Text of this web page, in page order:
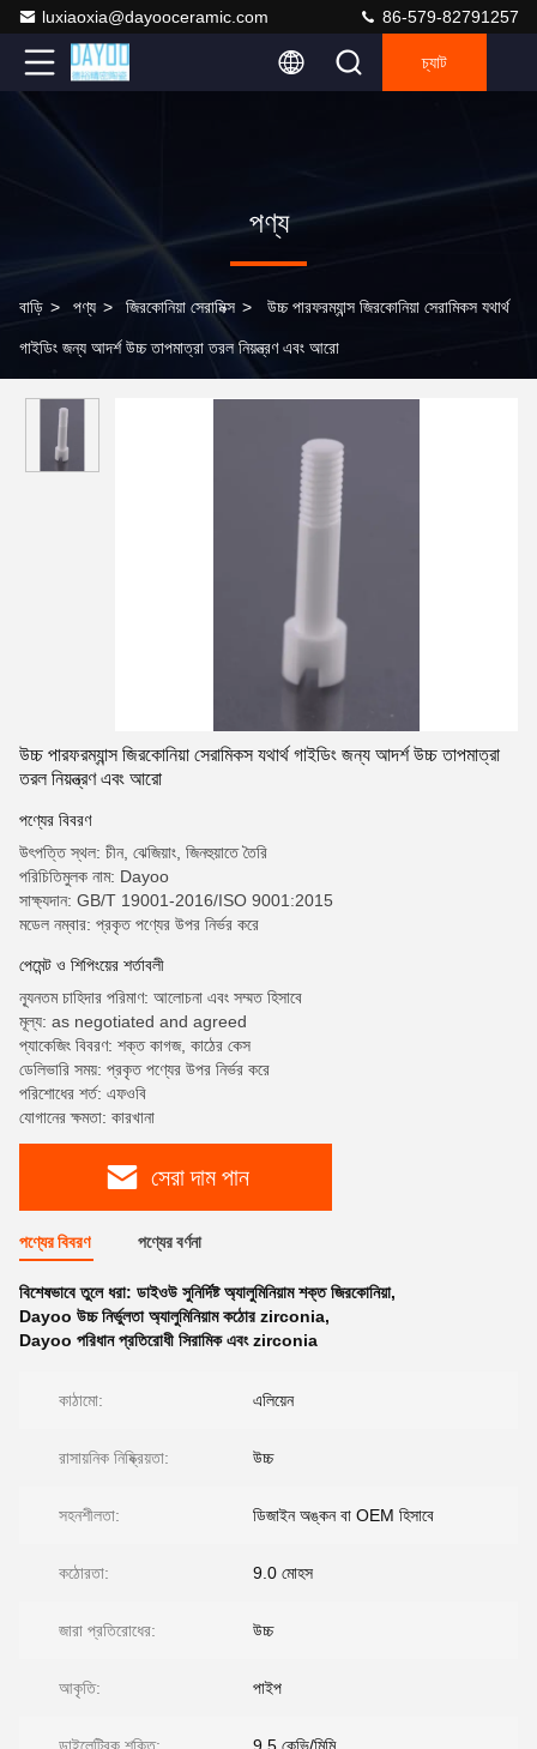
luxiaoxia@dayooceramic.com 86-579-82791257
চ্যাট
পণ্য
বাড়ি > পণ্য > জিরকোনিয়া সেরামিক্স > উচ্চ পারফরম্যান্স জিরকোনিয়া সেরামিকস যথার্থ
গাইডিং জন্য আদর্শ উচ্চ তাপমাত্রা তরল নিয়ন্ত্রণ এবং আরো
উচ্চ পারফরম্যান্স জিরকোনিয়া সেরামিকস যথার্থ গাইডিং জন্য আদর্শ উচ্চ তাপমাত্রা
তরল নিয়ন্ত্রণ এবং আরো
পণ্যের বিবরণ
উৎপত্তি স্থল: চীন, ঝেজিয়াং, জিনহুয়াতে তৈরি
পরিচিতিমুলক নাম: Dayoo
সাক্ষ্যদান: GB/T 19001-2016/ISO 9001:2015
মডেল নম্বার: প্রকৃত পণ্যের উপর নির্ভর করে
পেমেন্ট ও শিপিংয়ের শর্তাবলী
ন্যূনতম চাহিদার পরিমাণ: আলোচনা এবং সম্মত হিসাবে
মূল্য: as negotiated and agreed
প্যাকেজিং বিবরণ: শক্ত কাগজ, কাঠের কেস
ডেলিভারি সময়: প্রকৃত পণ্যের উপর নির্ভর করে
পরিশোধের শর্ত: এফওবি
যোগানের ক্ষমতা: কারখানা
সেরা দাম পান
পণ্যের বিবরণ পণ্যের বর্ণনা
বিশেষভাবে তুলে ধরা: ডাইওউ সুনির্দিষ্ট অ্যালুমিনিয়াম শক্ত জিরকোনিয়া,
Dayoo উচ্চ নির্ভুলতা অ্যালুমিনিয়াম কঠোর zirconia,
Dayoo পরিধান প্রতিরোধী সিরামিক এবং zirconia
কাঠামো: এলিয়েন
রাসায়নিক নিষ্ক্রিয়তা: উচ্চ
সহনশীলতা: ডিজাইন অঙ্কন বা OEM হিসাবে
কঠোরতা: 9.0 মোহস
জারা প্রতিরোধের: উচ্চ
আকৃতি: পাইপ